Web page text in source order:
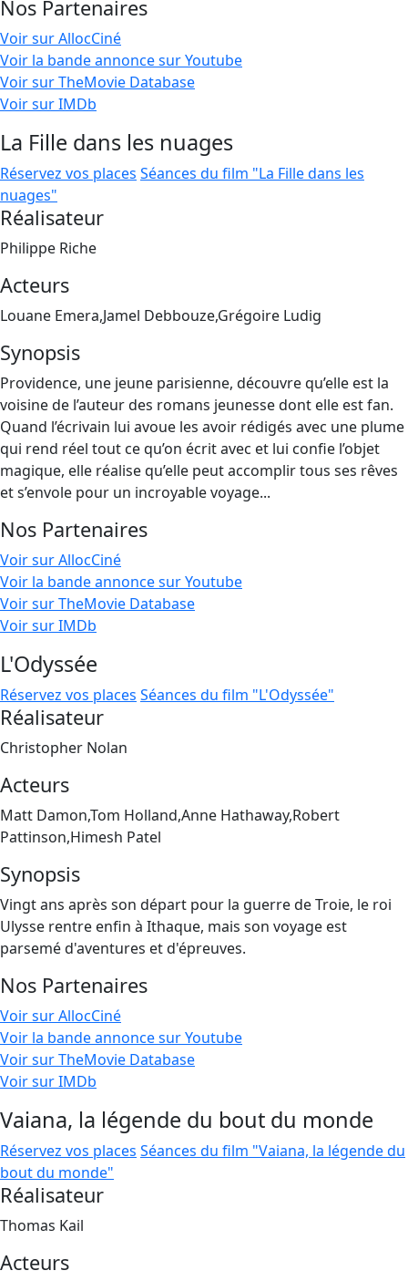
Nos Partenaires
Voir sur AllocCiné
Voir la bande annonce sur Youtube
Voir sur TheMovie Database
Voir sur IMDb
La Fille dans les nuages
Réservez vos places Séances du film "La Fille dans les
nuages"
Réalisateur
Philippe Riche
Acteurs
Louane Emera,Jamel Debbouze,Grégoire Ludig
Synopsis
Providence, une jeune parisienne, découvre qu’elle est la
voisine de l’auteur des romans jeunesse dont elle est fan.
Quand l’écrivain lui avoue les avoir rédigés avec une plume
qui rend réel tout ce qu’on écrit avec et lui confie l’objet
magique, elle réalise qu’elle peut accomplir tous ses rêves
et s’envole pour un incroyable voyage...
Nos Partenaires
Voir sur AllocCiné
Voir la bande annonce sur Youtube
Voir sur TheMovie Database
Voir sur IMDb
L'Odyssée
Réservez vos places Séances du film "L'Odyssée"
Réalisateur
Christopher Nolan
Acteurs
Matt Damon,Tom Holland,Anne Hathaway,Robert
Pattinson,Himesh Patel
Synopsis
Vingt ans après son départ pour la guerre de Troie, le roi
Ulysse rentre enfin à Ithaque, mais son voyage est
parsemé d'aventures et d'épreuves.
Nos Partenaires
Voir sur AllocCiné
Voir la bande annonce sur Youtube
Voir sur TheMovie Database
Voir sur IMDb
Vaiana, la légende du bout du monde
Réservez vos places Séances du film "Vaiana, la légende du
bout du monde"
Réalisateur
Thomas Kail
Acteurs